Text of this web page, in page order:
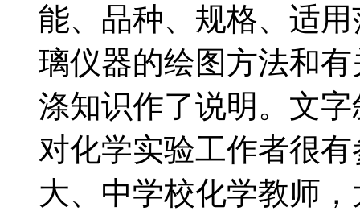
能、品种、规格、适
璃仪器的绘图方法和
涤知识作了说明。文
对化学实验工作者很
大、中学校化学教师